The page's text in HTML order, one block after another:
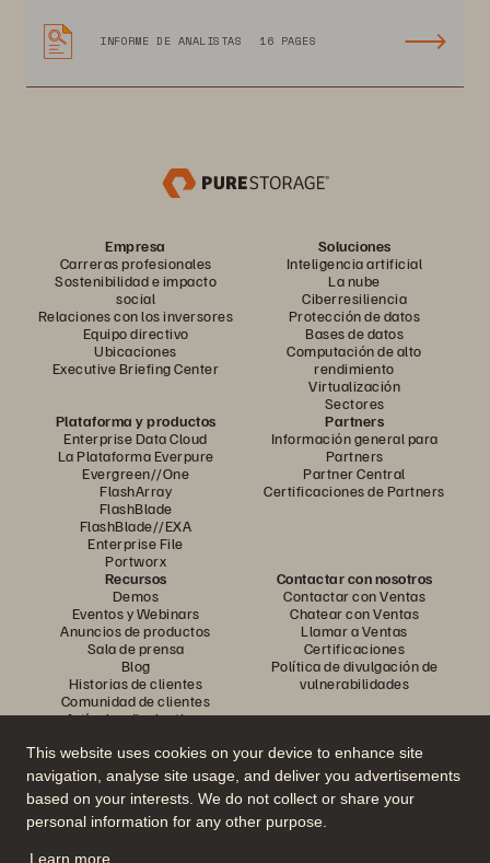
This website uses cookies on your device to enhance site
navigation, analyse site usage, and deliver you advertisements
based on your interests. We do not collect or share your
personal information for any other purpose.
Learn more
INFORME DE ANALISTAS 16 PAGES
Empresa
Carreras profesionales
Sostenibilidad e impacto
social
Relaciones con los inversores
Equipo directivo
Ubicaciones
Executive Briefing Center
Soluciones
Inteligencia artificial
La nube
Ciberresiliencia
Protección de datos
Bases de datos
Computación de alto
rendimiento
Virtualización
Sectores
Plataforma y productos
Enterprise Data Cloud
La Plataforma Everpure
Evergreen//One
FlashArray
FlashBlade
FlashBlade//EXA
Enterprise File
Portworx
Partners
Información general para
Partners
Partner Central
Certificaciones de Partners
Recursos
Demos
Eventos y Webinars
Anuncios de productos
Sala de prensa
Blog
Historias de clientes
Comunidad de clientes
Artículos divulgativos
Contactar con nosotros
Contactar con Ventas
Chatear con Ventas
Llamar a Ventas
Certificaciones
Política de divulgación de
vulnerabilidades
Únase a la conversación
Siga las redes sociales oficiales de Everpure